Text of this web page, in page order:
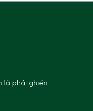
là phải ghiền